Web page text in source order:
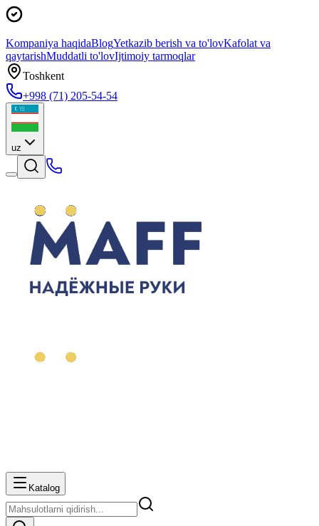
Kompaniya haqidaBlogYetkazib berish va to'lovKafolat va
qaytarishMuddatli to'lovIjtimoiy tarmoqlar
Toshkent
+998 (71) 205-54-54
uz
Katalog